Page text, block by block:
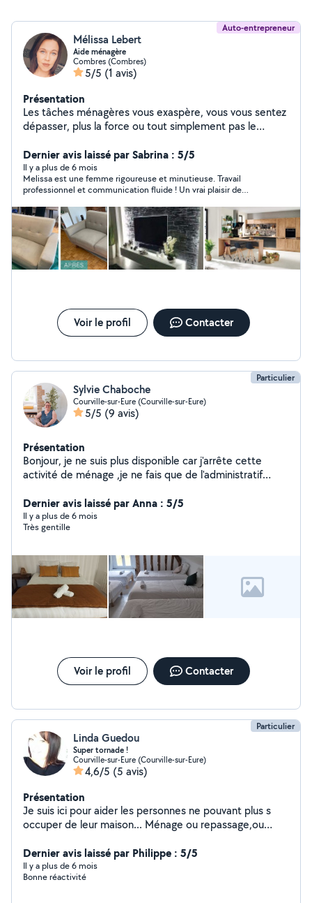
Auto-entrepreneur
Mélissa Lebert
Aide ménagère
Combres (Combres)
5/5 (1 avis)
Présentation
Les tâches ménagères vous exaspère, vous vous sentez
dépasser, plus la force ou tout simplement pas le
rime avec notre métier. Nous somme là pour vous Nos
Prestations sont diverses Tel que le repassage ,le
ménage domestique , nettoyage des canapés. Aide au
niveau informatique et papier. Tonte de gazon et
nettoyage extérieur Aide pour les courses ainsi que
pour les repas Nous sommes ouvert aussi aux
entreprises pour le nettoyage des bureaux ou autres
Pour d'autres prestations merci de nous contacter. Le
petit + c'est déductibles des impôts avec les chèques
nous contactez.
Dernier avis laissé par Sabrina : 5/5
Il y a plus de 6 mois
Melissa est une femme rigoureuse et minutieuse. Travail
professionnel et communication fluide ! Un vrai plaisir de
Voir le profil Contacter
Particulier
Sylvie Chaboche
Courville-sur-Eure (Courville-sur-Eure)
5/5 (9 avis)
Présentation
Bonjour, je ne suis plus disponible car j'arrête cette
activité de ménage ,je ne fais que de l'administratif
d'impôt immédiatement. Donc n'hésitez pas
l'expérience est là.
Dernier avis laissé par Anna : 5/5
Il y a plus de 6 mois
Très gentille
Voir le profil Contacter
Particulier
Linda Guedou
Super tornade !
Courville-sur-Eure (Courville-sur-Eure)
4,6/5 (5 avis)
Présentation
Je suis ici pour aider les personnes ne pouvant plus s
occuper de leur maison... Ménage ou repassage,ou
qualité.. Méticuleuse et sérieuse...pour un plus grand
chantier je peux faire équipe avec une 2eme tornade !!
Vous ne serez pas déçu de ma prestation. A bientôt...n
Dernier avis laissé par Philippe : 5/5
Il y a plus de 6 mois
Bonne réactivité